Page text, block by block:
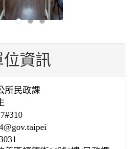
資訊
所民政課